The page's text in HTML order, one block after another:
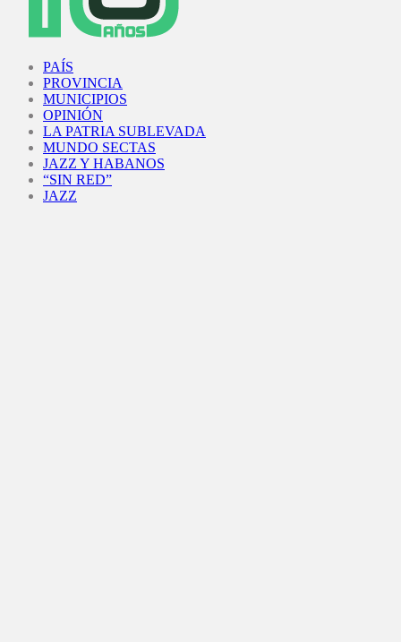
PAÍS
PROVINCIA
MUNICIPIOS
OPINIÓN
LA PATRIA SUBLEVADA
MUNDO SECTAS
JAZZ Y HABANOS
“SIN RED”
JAZZ